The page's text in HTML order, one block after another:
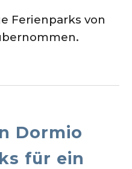
Ferienparks von
Dormio
für ein